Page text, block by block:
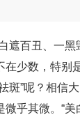
遮百丑、一
少数，特别
斑”呢？相信
乎其微。“